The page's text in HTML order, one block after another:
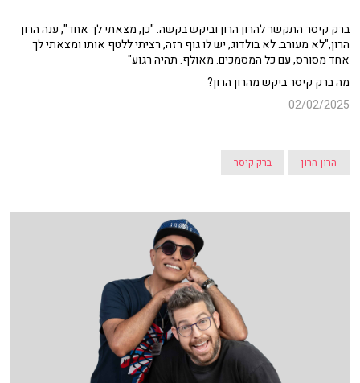
ברק קיסר התקשר להרון הרון וביקש בקשה. "כן, מצאתי לך אחד", ענה הרון
הרון,"לא מעורב. לא בולדוג, יש לו גוף רזה, רציתי ללטף אותו ומצאתי לך
אחד מסורס, עם כל המסמכים. מאולף. תהיה רגוע"
מה ברק קיסר ביקש מהרון הרון?
02/02/2025
הרון הרון ברק קיסר